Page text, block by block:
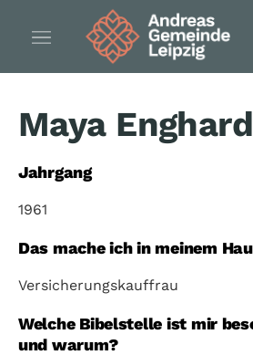
Maya
Jahrgang
1961
Das mache ich in meinem
Versicherungskauffrau
Welche Bibelstelle ist mir
und warum?